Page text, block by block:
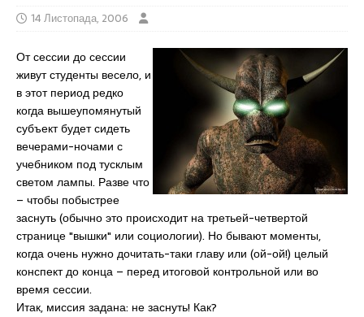
14 Листопада, 2006
От сессии до сессии
живут студенты весело, и
в этот период редко
когда вышеупомянутый
субъект будет сидеть
вечерами-ночами с
учебником под тусклым
светом лампы. Разве что
– чтобы побыстрее
заснуть (обычно это происходит на третьей-четвертой
странице "вышки" или социологии). Но бывают моменты,
когда очень нужно дочитать-таки главу или (ой-ой!) целый
конспект до конца – перед итоговой контрольной или во
время сессии.
Итак, миссия задана: не заснуть! Как?